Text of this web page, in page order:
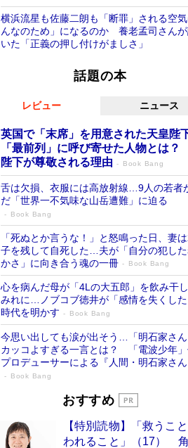
横浜流星も佐藤二朗も「断罪」される空
んなのため」になるのか 養老孟司さん
いた「正義の押し付けがましさ」
話題の本
レビュー ニュース
英国で「末席」を用意された天皇陛
「最前列」に呼び寄せた人物とは
陛下が尊敬される理由
Book Bang
舌は欠損、衣服には高放射線…9人の若者
だ「世界一不気味な山岳遭難」に迫る
Book Bang
「死ぬとか言うな！」と怒鳴った日、妻
子を残して自死した…夫が「自分の犯し
かさ」に向き合う魂の一冊
Book Bang
心を病んだ母が「4Lの大五郎」を飲み干
みれに…ノブコブ徳井が「感情を失くし
時代を明かす
Book Bang
今思い出しても涙が出そう…「明石家さ
カッコよすぎる一言とは？ 「電波少年
プロデューサーによる『人間・明石家さ
Book Bang
「宇宙兄弟」最終46巻がベストセラ
物語に幕 特装版には「宇宙で描か
ンガ」も収録
Book Bang
おすすめ
【特別読物】「救うこ
われること」（17）